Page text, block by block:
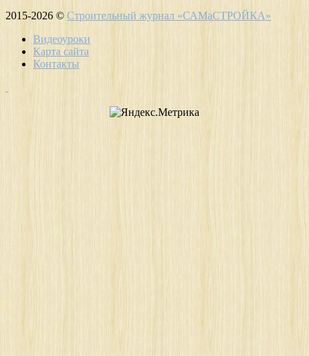
2015-2026 © Строительный журнал «САМаСТРОЙКА»
Видеоуроки
Карта сайта
Контакты